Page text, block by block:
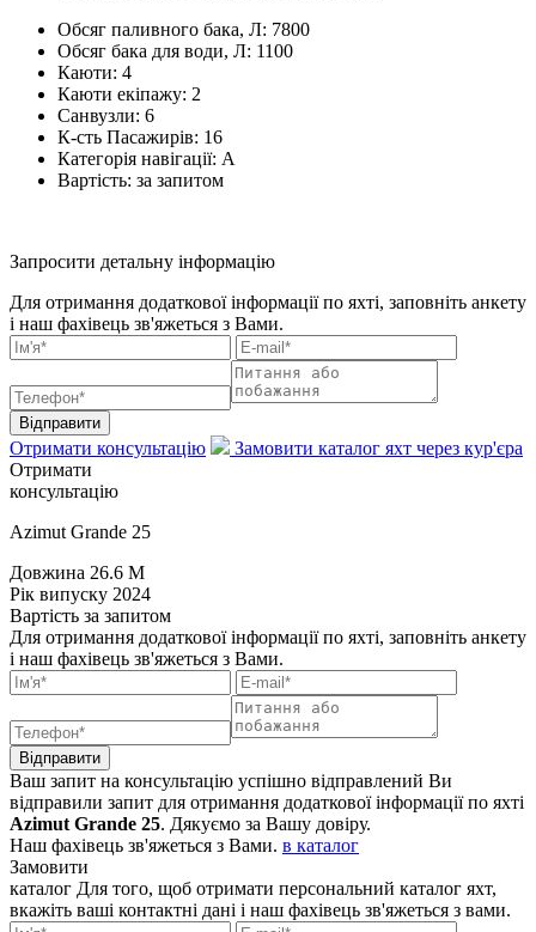
Обсяг паливного бака, Л: 7800
Обсяг бака для води, Л: 1100
Каюти: 4
Каюти екіпажу: 2
Санвузли: 6
К-сть Пасажирів: 16
Категорія навігації: A
Вартість: за запитом
Запросити детальну інформацію
Для отримання додаткової інформації по яхті, заповніть анкету
і наш фахівець зв'яжеться з Вами.
Відправити
Отримати консультацію
Замовити каталог яхт через кур'єра
Отримати
консультацію
Azimut Grande 25
Довжина 26.6 M
Рік випуску 2024
Вартість за запитом
Для отримання додаткової інформації по яхті, заповніть анкету
і наш фахівець зв'яжеться з Вами.
Відправити
Ваш запит на консультацію успішно відправлений Ви
відправили запит для отримання додаткової інформації по яхті
Azimut Grande 25. Дякуємо за Вашу довіру.
Наш фахівець зв'яжеться з Вами. в каталог
Замовити
каталог Для того, щоб отримати персональний каталог яхт,
вкажіть ваші контактні дані і наш фахівець зв'яжеться з вами.